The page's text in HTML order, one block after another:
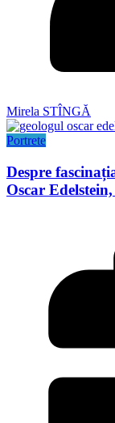
Mirela STÎNGĂ
Portrete
Despre
Oscar